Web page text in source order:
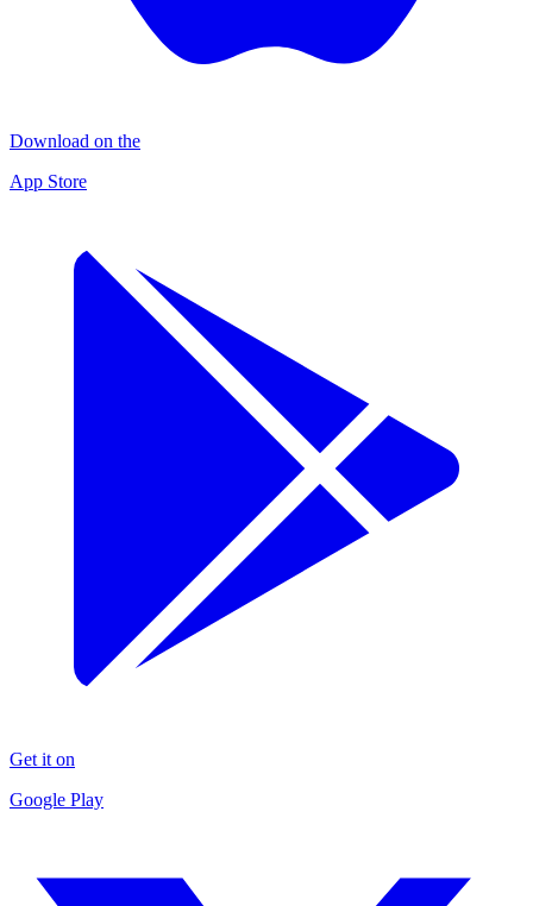
Download on the
App Store
Get it on
Google Play